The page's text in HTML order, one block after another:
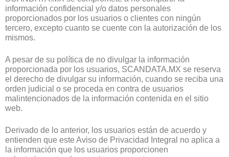
información confidencial y/o datos personales
proporcionados por los usuarios o clientes con ningún
tercero, excepto cuanto se cuente con la autorización de los
mismos.
A pesar de su política de no divulgar la información
proporcionada por los usuarios, SCANDATA.MX se reserva
el derecho de divulgar su información, cuando se reciba una
orden judicial o se proceda en contra de usuarios
malintencionados de la información contenida en el sitio
web.
Derivado de lo anterior, los usuarios están de acuerdo y
entienden que este Aviso de Privacidad Integral no aplica a
la información que los usuarios proporcionen